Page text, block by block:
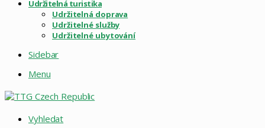
Udržitelná turistika
Udržitelná doprava
Udržitelné služby
Udržitelné ubytování
Sidebar
Menu
Vyhledat